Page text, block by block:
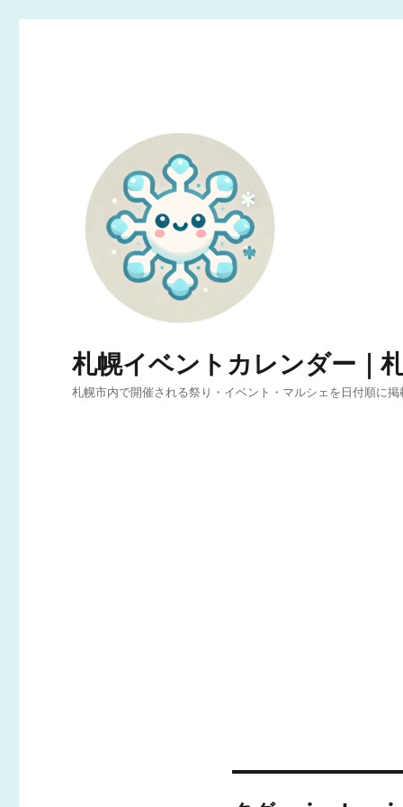
札幌イベントカレンダー｜
札幌市内で開催される祭り・イベント・マルシェを日付順に